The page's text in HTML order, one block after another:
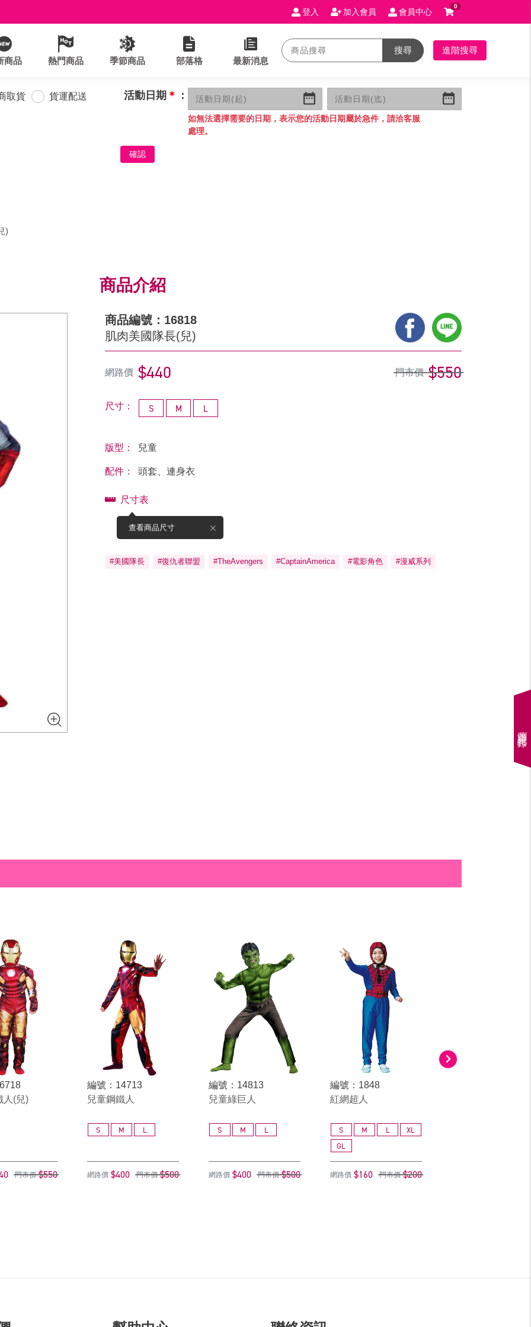
登入 加入會員 會員中心
0
商品 熱門商品 季節商品 部落格 最新消息
搜尋 進階搜尋
取貨 貨運配送 活動日期 ＊ ：
如無法選擇需要的日期，表示您的活動日期屬於急件，請洽客服
處理。
確認
)
商品介紹
商品編號：16818
肌肉美國隊長(兒)
網路價 $440 門市價 $550
尺寸： S M L
版型： 兒童
配件： 頭套、連身衣
尺寸表
查看商品尺寸
#美國隊長 #復仇者聯盟 #TheAvengers #CaptainAmerica #電影角色 #漫威系列
人(兒)
門市價 $550
編號：14713
兒童鋼鐵人
S M L
網路價 $400 門市價 $500
編號：14813
兒童綠巨人
S M L
網路價 $400 門市價 $500
編號：1848
紅網超人
S M L
XL
GL
網路價 $160 門市價 $200